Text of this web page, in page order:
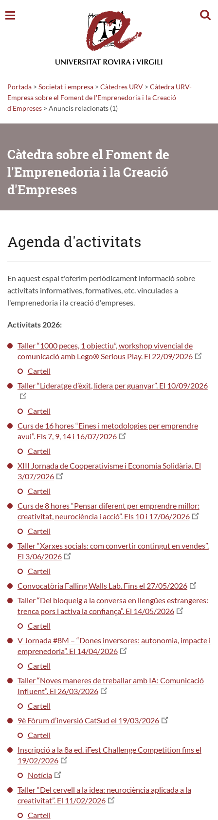
Portada > Societat i empresa > Càtedres URV > Càtedra URV-
Empresa sobre el Foment de l'Emprenedoria i la Creació
d'Empreses > Anuncis relacionats (1)
Càtedra sobre el Foment de
l'Emprenedoria i la Creació
d'Empreses
Agenda d'activitats
En aquest espai t'oferim periòdicament informació sobre
activitats informatives, formatives, etc. vinculades a
l'emprenedoria i la creació d'empreses.
Activitats 2026:
Taller “1000 peces, 1 objectiu”, workshop vivencial de
comunicació amb Lego® Serious Play. El 22/09/2026
Cartell
Taller “Lideratge d’èxit, lidera per guanyar”. El 10/09/2026
Cartell
Curs de 16 hores “Eines i metodologies per emprendre
avui”. Els 7, 9, 14 i 16/07/2026
Cartell
XIII Jornada de Cooperativisme i Economia Solidària. El
3/07/2026
Cartell
Curs de 8 hores “Pensar diferent per emprendre millor:
creativitat, neurociència i acció”. Els 10 i 17/06/2026
Cartell
Taller “Xarxes socials: com convertir contingut en vendes”.
El 3/06/2026
Cartell
Convocatòria Falling Walls Lab. Fins el 27/05/2026
Taller “Del bloqueig a la conversa en llengües estrangeres:
trenca pors i activa la confiança”. El 14/05/2026
Cartell
V Jornada #8M – “Dones inversores: autonomia, impacte i
emprenedoria”. El 14/04/2026
Cartell
Taller “Noves maneres de treballar amb IA: Comunicació
Influent”. El 26/03/2026
Cartell
9è Fòrum d’inversió CatSud el 19/03/2026
Cartell
Inscripció a la 8a ed. iFest Challenge Competition fins el
19/02/2026
Notícia
Taller “Del cervell a la idea: neurociència aplicada a la
creativitat”. El 11/02/2026
Cartell